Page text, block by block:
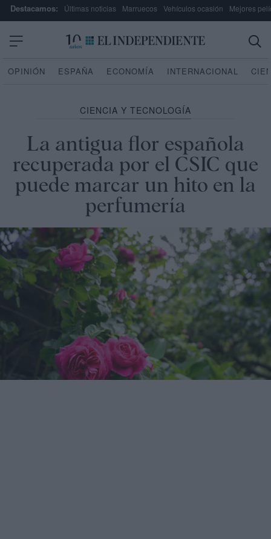
Destacamos: Últimas noticias Marruecos Vehículos ocasión Mejores
OPINIÓN ESPAÑA ECONOMÍA INTERNACIONAL
CIENCIA Y TECNOLOGÍA
La antigua flor española
recuperada por el CSIC que
puede marcar un hito en la
perfumería